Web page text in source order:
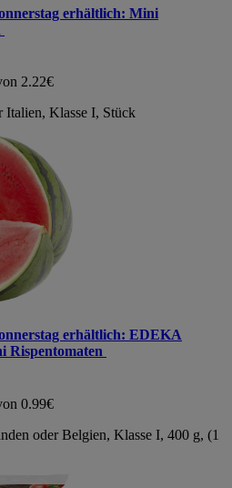
erhältlich: Mini
2.22€
Italien, Klasse I, Stück
erhältlich: EDEKA
Rispentomaten
0.99€
oder Belgien, Klasse I, 400 g, (1